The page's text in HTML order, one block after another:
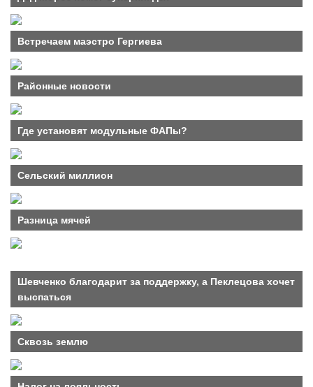
Встречаем маэстро Гергиева
Районные новости
Где установят модульные ФАПы?
Сельский миллион
Разница мячей
Шевченко благодарит за поддержку, а Пеклецова хочет
выспаться
Сквозь землю